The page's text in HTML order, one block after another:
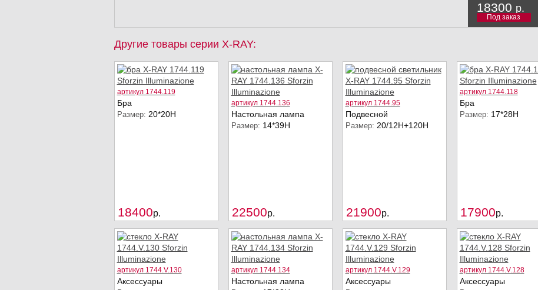
18300 р.
Под заказ
Другие товары серии X-RAY:
артикул 1744.119
Бра
Размер: 20*20H
18400p.
артикул 1744.136
Настольная лампа
Размер: 14*39Н
22500p.
артикул 1744.95
Подвесной
Размер: 20/12Н+120Н
21900p.
артикул 1744.118
Бра
Размер: 17*28H
17900p.
артикул 1744.V.130
Аксессуары
артикул 1744.134
Настольная лампа
артикул 1744.V.129
Аксессуары
артикул 1744.V.128
Аксессуары